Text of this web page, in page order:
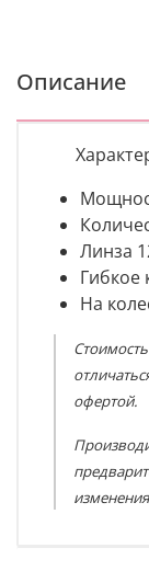
Описание
Линза
Гибкое
На
офертой.